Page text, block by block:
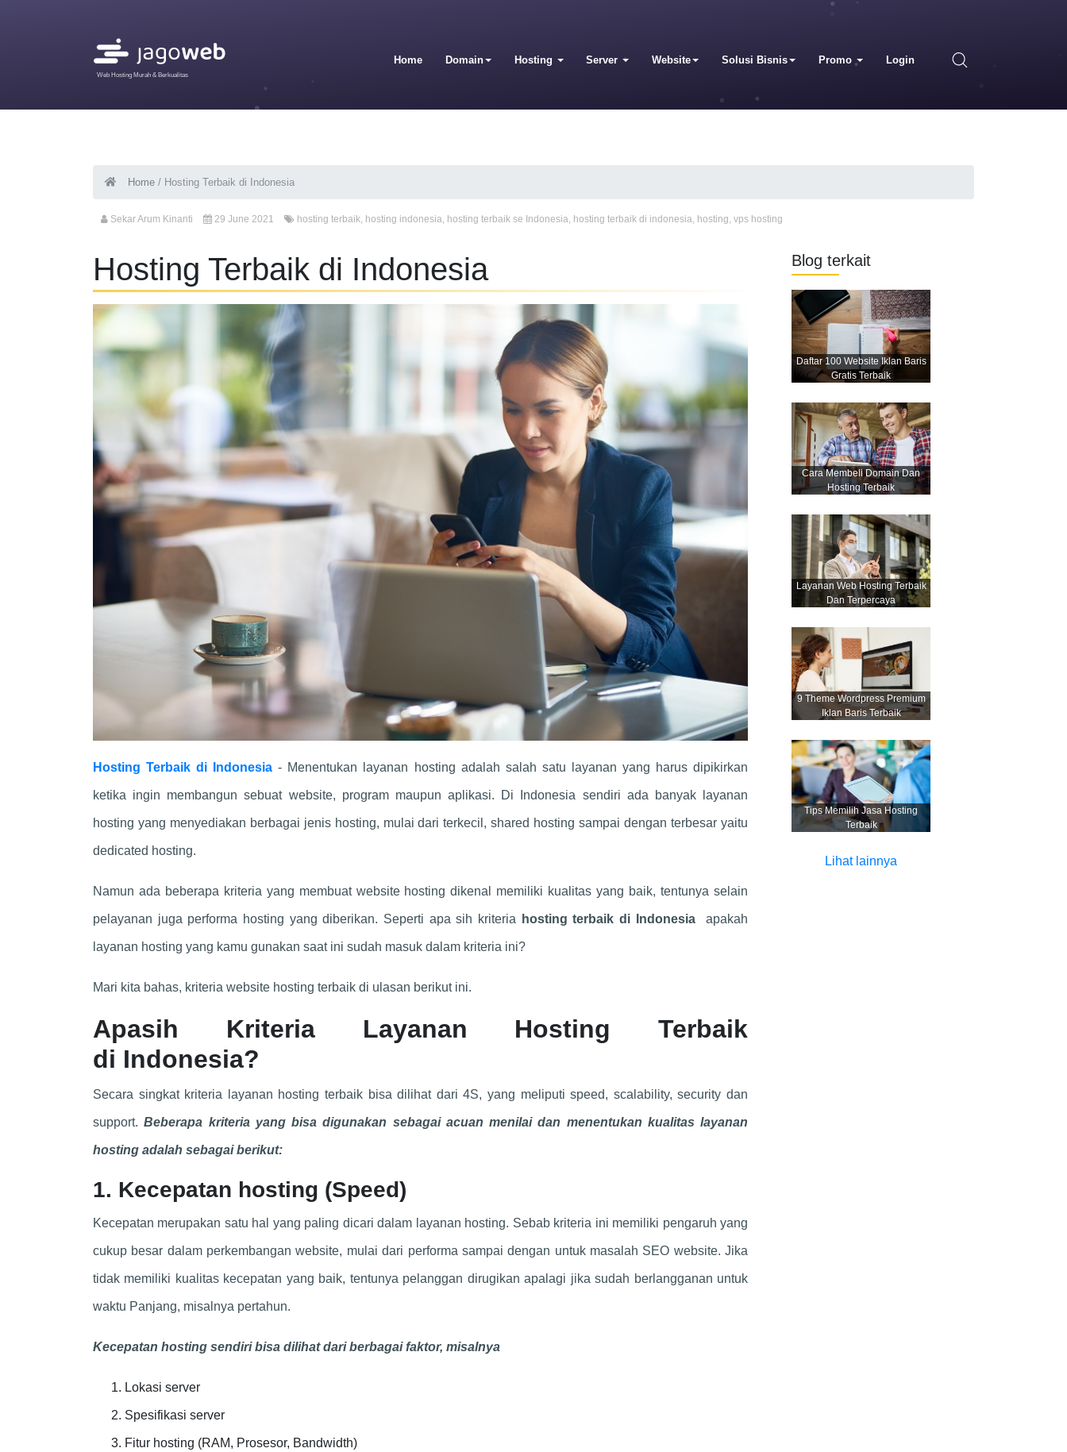
Web Hosting Murah & Berkualitas
Home Domain Hosting Server Website Solusi Bisnis Promo Login
Home / Hosting Terbaik di Indonesia
Sekar Arum Kinanti 29 June 2021 hosting terbaik, hosting indonesia, hosting terbaik se Indonesia, hosting terbaik di indonesia, hosting, vps hosting
Hosting Terbaik di Indonesia
Hosting Terbaik di Indonesia - Menentukan layanan hosting adalah salah satu layanan yang harus dipikirkan
ketika ingin membangun sebuat website, program maupun aplikasi. Di Indonesia sendiri ada banyak layanan
hosting yang menyediakan berbagai jenis hosting, mulai dari terkecil, shared hosting sampai dengan terbesar yaitu
dedicated hosting.
Namun ada beberapa kriteria yang membuat website hosting dikenal memiliki kualitas yang baik, tentunya selain
pelayanan juga performa hosting yang diberikan. Seperti apa sih kriteria hosting terbaik di Indonesiaapakah
layanan hosting yang kamu gunakan saat ini sudah masuk dalam kriteria ini?
Mari kita bahas, kriteria website hosting terbaik di ulasan berikut ini.
Apasih Kriteria Layanan Hosting Terbaik
di Indonesia?
Secara singkat kriteria layanan hosting terbaik bisa dilihat dari 4S, yang meliputi speed, scalability, security dan
support.Beberapa kriteria yang bisa digunakan sebagai acuan menilai dan menentukan kualitas layanan
hosting adalah sebagai berikut:
1. Kecepatan hosting (Speed)
Kecepatan merupakan satu hal yang paling dicari dalam layanan hosting. Sebab kriteria ini memiliki pengaruh yang
cukup besar dalam perkembangan website, mulai dari performa sampai dengan untuk masalah SEO website. Jika
tidak memiliki kualitas kecepatan yang baik, tentunya pelanggan dirugikan apalagi jika sudah berlangganan untuk
waktu Panjang, misalnya pertahun.
Kecepatan hosting sendiri bisa dilihat dari berbagai faktor, misalnya
Lokasi server
Spesifikasi server
Fitur hosting (RAM, Prosesor, Bandwidth)
Blog terkait
Daftar 100 Website Iklan Baris
Gratis Terbaik
Cara Membeli Domain Dan
Hosting Terbaik
Layanan Web Hosting Terbaik
Dan Terpercaya
9 Theme Wordpress Premium
Iklan Baris Terbaik
Tips Memilih Jasa Hosting
Terbaik
Lihat lainnya